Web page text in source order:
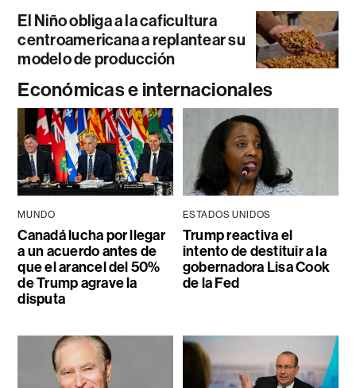
El Niño obliga a la caficultura
centroamericana a replantear su
modelo de producción
Económicas e internacionales
MUNDO
Canadá lucha por llegar
a un acuerdo antes de
que el arancel del 50%
de Trump agrave la
disputa
ESTADOS UNIDOS
Trump reactiva el
intento de destituir a la
gobernadora Lisa Cook
de la Fed